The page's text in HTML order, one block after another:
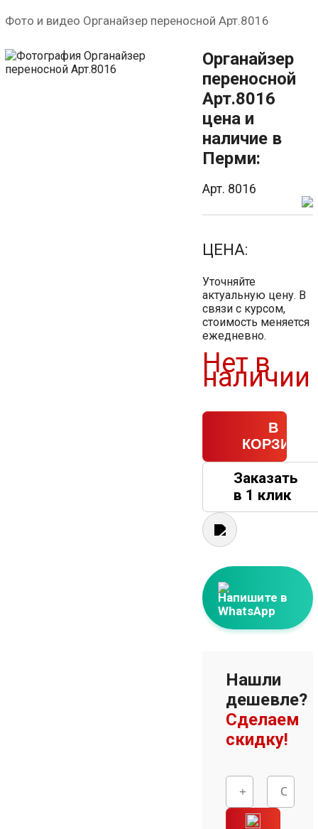
Фото и видео Органайзер переносной Арт.8016
Органайзер
переносной
Арт.8016
цена и
наличие в
Перми:
Арт. 8016
ЦЕНА:
Уточняйте
актуальную цену. В
связи с курсом,
стоимость меняется
ежедневно.
Нет в
наличии
В
КОРЗИНУ
Заказать
в 1 клик
Напишите в
WhatsApp
Нашли
дешевле?
Сделаем
скидку!